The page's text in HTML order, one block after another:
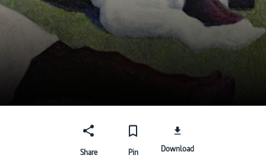
Share Pin Download